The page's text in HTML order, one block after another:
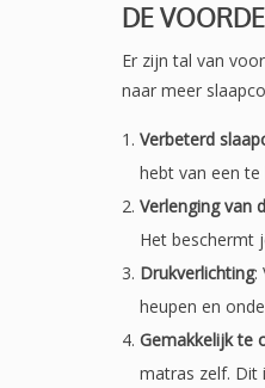
DE
Er zijn tal van
naar meer
Verbeterd
hebt van een
Verlenging van
Het beschermt
Drukverlichting:
heupen en
Gemakkelijk te
matras zelf. Dit